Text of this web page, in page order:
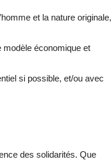
et la nature originale,
modèle économique et
si possible, et/ou avec
des solidarités. Que